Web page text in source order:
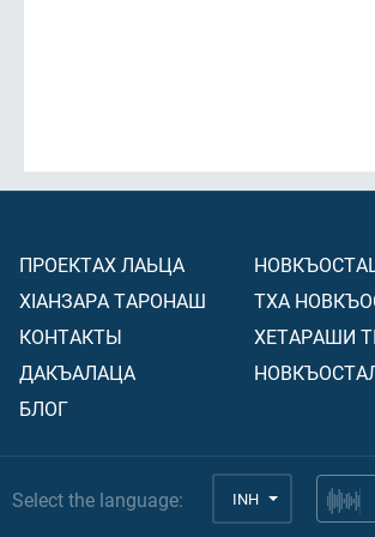
ПРОЕКТАХ ЛАЬЦА
ХIАНЗАРА ТАРОНАШ
КОНТАКТЫ
ДАКЪАЛАЦА
БЛОГ
ТХА
ХЕТАРАШИ
Select the language: INH